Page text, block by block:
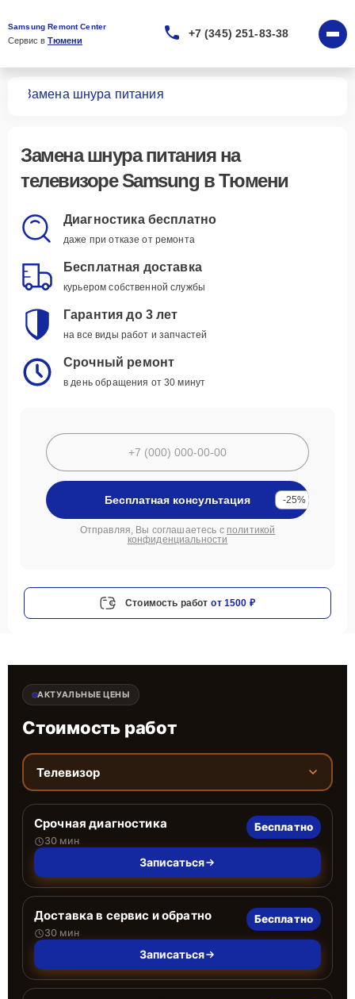
Samsung Remont Center
Сервис в Тюмени
+7 (345) 251-83-38
Замена шнура питания
Замена шнура питанияна
телевизоре Samsung в Тюмени
Диагностика бесплатно
даже при отказе от ремонта
Бесплатная доставка
курьером собственной службы
Гарантия до 3 лет
на все виды работ и запчастей
Срочный ремонт
в день обращения от 30 минут
Бесплатная консультация -25%
Отправляя, Вы соглашаетесь с политикой
конфиденциальности
Стоимость работ от 1500 ₽
АКТУАЛЬНЫЕ ЦЕНЫ
Стоимость работ
Телевизор
Срочная диагностика
30 мин
Бесплатно
Записаться
Доставка в сервис и обратно
30 мин
Бесплатно
Записаться